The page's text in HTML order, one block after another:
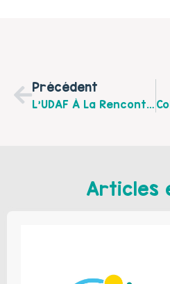
Précédent
L’UDAF À La Rencontre Des Familles !
Articles